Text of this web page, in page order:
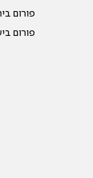
פורום
פורום